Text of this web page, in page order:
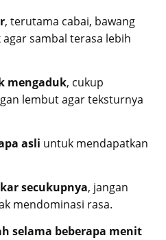
, terutama cabai, bawang
sambal terasa lebih
mengaduk, cukup
lembut agar teksturnya
asli untuk mendapatkan
secukupnya, jangan
mendominasi rasa.
selama beberapa menit